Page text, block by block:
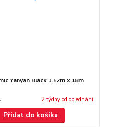
Yanyan Black 1.52m x 18m
2 týdny od objednání
Přidat do košíku